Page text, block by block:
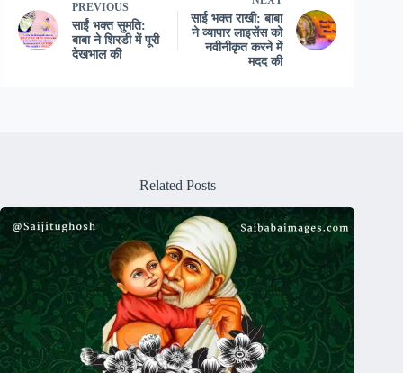
PREVIOUS
साईं भक्त सुमति:
बाबा ने शिरडी में पूरी
देखभाल की
साई भक्त राखी: बाबा
ने व्यापार लाइसेंस को
नवीनीकृत करने में
मदद की
Related Posts